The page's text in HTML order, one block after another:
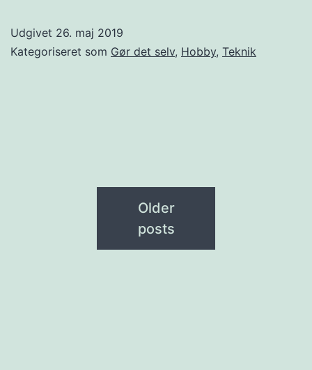
Udgivet 26. maj 2019
Kategoriseret som Gør det selv, Hobby, Teknik
Older
posts